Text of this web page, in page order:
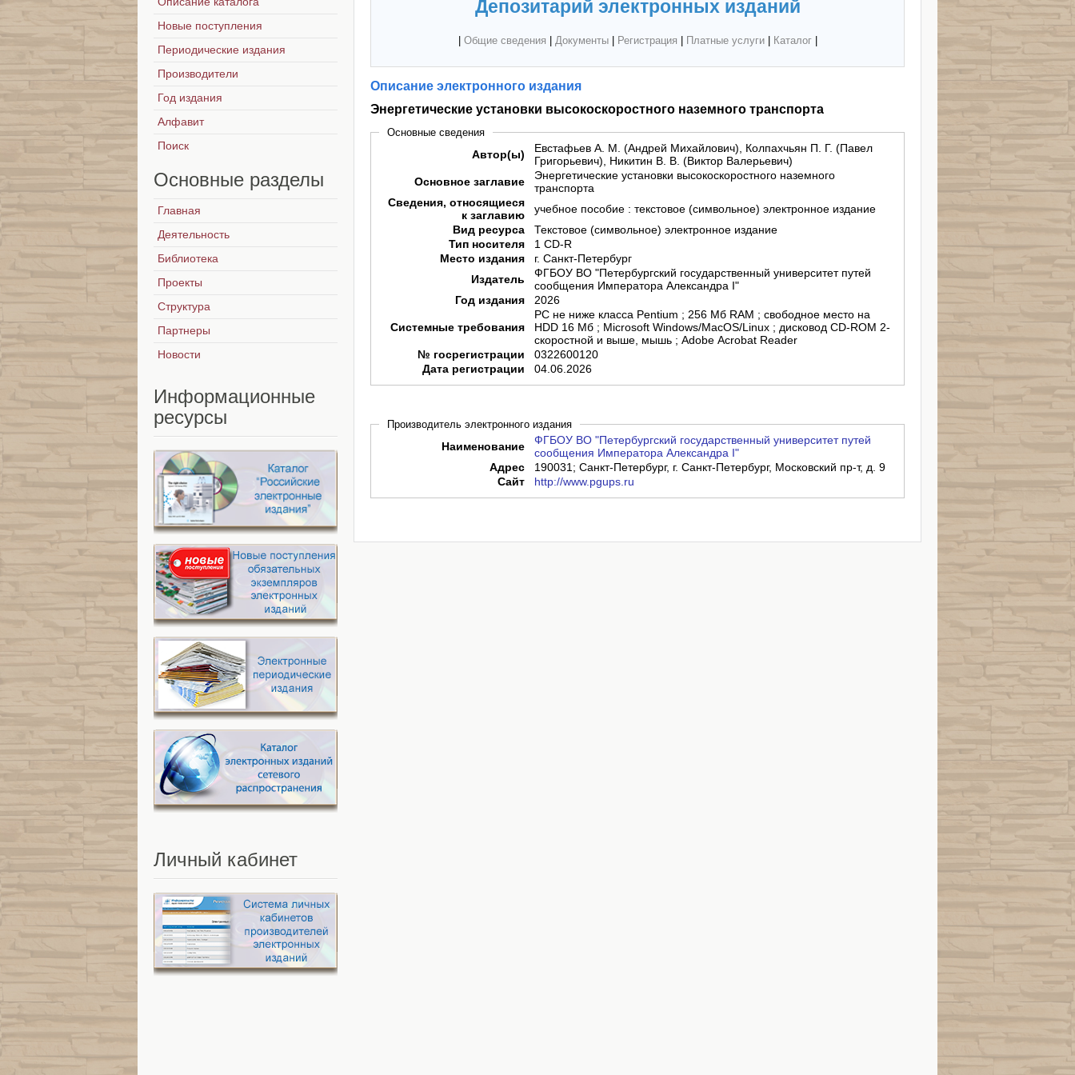
Депозитарий электронных изданий
Общие сведения Документы| Регистрация Платные услуги| Каталог|
Описание электронного издания
Энергетические установки высокоскоростного наземного транспорта
Основные сведения
Автор(ы)
Евстафьев А. М. (Андрей Михайлович), Колпахчьян П. Г. (Павел
Григорьевич), Никитин В. В. (Виктор Валерьевич)
Основное заглавие
Энергетические установки высокоскоростного наземного
транспорта
Сведения, относящиеся
к заглавию
учебное пособие : текстовое (символьное) электронное издание
Вид ресурса
Текстовое (символьное) электронное издание
Тип носителя
1 CD-R
Место издания
г. Санкт-Петербург
Издатель
ФГБОУ ВО "Петербургский государственный университет путей
сообщения Императора Александра I"
Год издания
2026
Системные требования
PC не ниже класса Pentium ; 256 Мб RAM ; свободное место на
HDD 16 Мб ; Microsoft Windows/MacOS/Linux ; дисковод CD-ROM 2-
скоростной и выше, мышь ; Adobe Acrobat Reader
№ госрегистрации
0322600120
Дата регистрации
04.06.2026
Производитель электронного издания
Наименование
ФГБОУ ВО "Петербургский государственный университет путей
сообщения Императора Александра I"
Адрес
190031; Санкт-Петербург, г. Санкт-Петербург, Московский пр-т, д. 9
Сайт
http://www.pgups.ru
Новые поступления
Периодические издания
Производители
Год издания
Алфавит
Поиск
Основные разделы
Главная
Деятельность
Библиотека
Проекты
Структура
Партнеры
Новости
Информационные
ресурсы
Личный кабинет